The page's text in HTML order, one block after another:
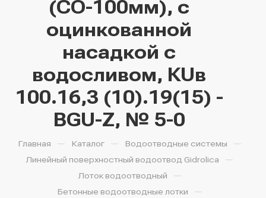
(СО-100мм), с
оцинкованной
насадкой с
водосливом, КUв
100.16,3 (10).19(15) -
BGU-Z, № 5-0
Главная — Каталог — Водоотводные системы —
Линейный поверхностный водоотвод Gidrolica —
Лоток водоотводный —
Бетонные водоотводные лотки —